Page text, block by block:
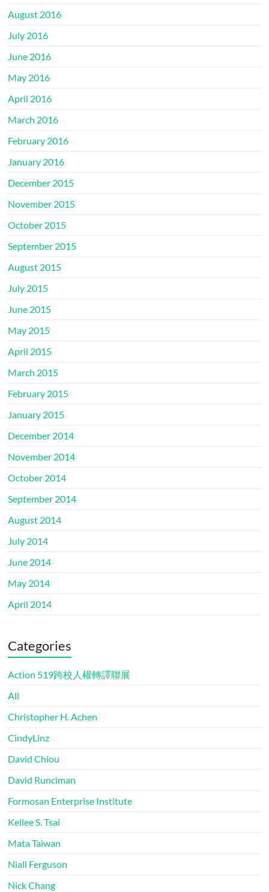
August 2016
July 2016
June 2016
May 2016
April 2016
March 2016
February 2016
January 2016
December 2015
November 2015
October 2015
September 2015
August 2015
July 2015
June 2015
May 2015
April 2015
March 2015
February 2015
January 2015
December 2014
November 2014
October 2014
September 2014
August 2014
July 2014
June 2014
May 2014
April 2014
Categories
Action 519跨校人權轉譯聯展
All
Christopher H. Achen
CindyLinz
David Chiou
David Runciman
Formosan Enterprise Institute
Kellee S. Tsai
Mata Taiwan
Niall Ferguson
Nick Chang